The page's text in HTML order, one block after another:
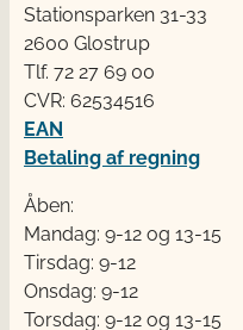
Stationsparken 31-33
2600 Glostrup
Tlf. 72 2​​​7 69 00
CVR: 62534516
EAN
Betaling af regning
Åben:
Mandag: 9-12 og 13-15
Tirsdag: 9-12
Onsdag: 9-12
Torsdag: 9-12 og 13-15